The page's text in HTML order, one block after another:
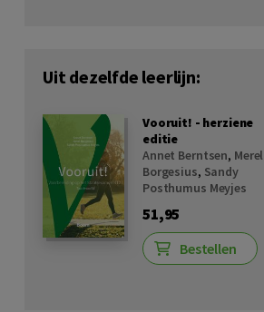
Uit dezelfde leerlijn:
Vooruit! - herziene
editie
Annet Berntsen, Merel
Borgesius, Sandy
Posthumus Meyjes
51,95
Bestellen